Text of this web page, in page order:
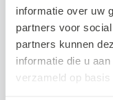
informatie over uw
partners voor
partners kunnen
informatie die u
verzameld op basis